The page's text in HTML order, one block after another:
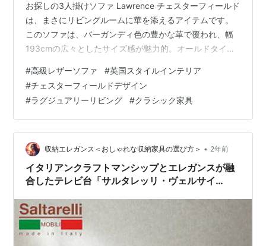
お探しの3人掛けソファ Lawrence チェスターフィールド
は、まさにリビングルームに華を添えるアイテムです。
このソファは、バーガンディ色の豊かな革で覆われ、幅
193cmの広々としたサイズ感が魅力的。オールドタイム
業による細部へのこだわりからも明らかです。 クラブチ
ェアとしても使用できるこのソファは、本革の質感が生
み出す高級感がありながら、どんなインテリアにも溶け
込むデザイン。牛革を使用しているため耐久性にも優
れ、長年にわたってご愛用いただけます。また、
Chesterfield…
#高級レザーソファ #英国スタイルインテリア
#チェスターフィールドデザイン
#ラグジュアリーリビング #クラシック家具
収納エレガンス＜おしゃれな収納家具の選び方＞ • 2年前
イタリアンクラフトマンシップとエレガンスが融
合したテレビ台「サルタレッリ・ヴェルサイ